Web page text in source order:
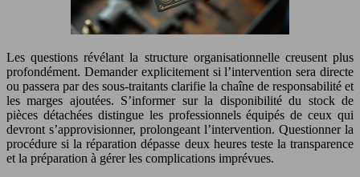
Les questions révélant la structure organisationnelle creusent plus
profondément. Demander explicitement si l’intervention sera directe
ou passera par des sous-traitants clarifie la chaîne de responsabilité et
les marges ajoutées. S’informer sur la disponibilité du stock de
pièces détachées distingue les professionnels équipés de ceux qui
devront s’approvisionner, prolongeant l’intervention. Questionner la
procédure si la réparation dépasse deux heures teste la transparence
et la préparation à gérer les complications imprévues.